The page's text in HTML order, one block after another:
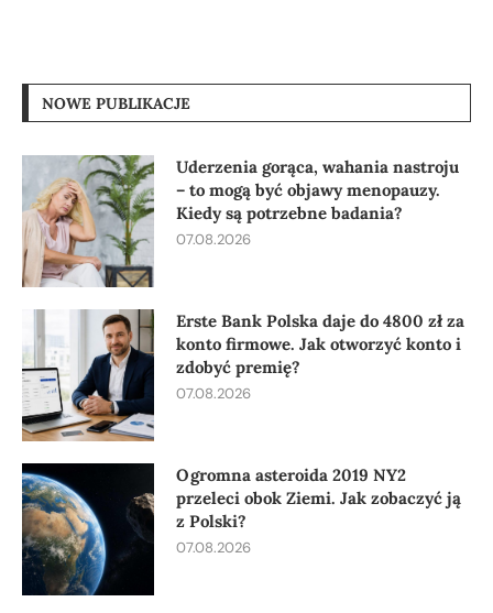
NOWE PUBLIKACJE
Uderzenia gorąca, wahania nastroju
– to mogą być objawy menopauzy.
Kiedy są potrzebne badania?
07.08.2026
Erste Bank Polska daje do 4800 zł za
konto firmowe. Jak otworzyć konto i
zdobyć premię?
07.08.2026
Ogromna asteroida 2019 NY2
przeleci obok Ziemi. Jak zobaczyć ją
z Polski?
07.08.2026